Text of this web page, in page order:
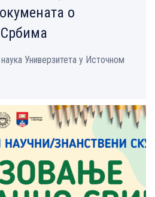
о
Универзитета у Источном